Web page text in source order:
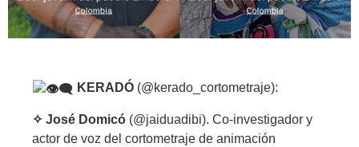
KERADÓ (@kerado_cortometraje):
✧ José Domicó (@jaiduadibi). Co-investigador y
actor de voz del cortometraje de animación